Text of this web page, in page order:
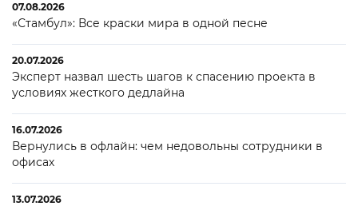
07.08.2026
«Стамбул»: Все краски мира в одной песне
20.07.2026
Эксперт назвал шесть шагов к спасению проекта в
условиях жесткого дедлайна
16.07.2026
Вернулись в офлайн: чем недовольны сотрудники в
офисах
13.07.2026